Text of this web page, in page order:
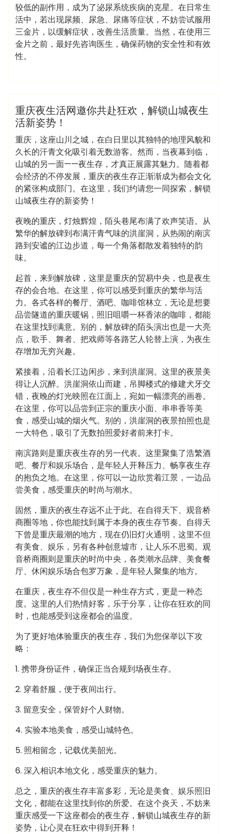
较低的副作用，成为了泌尿系统疾病的克星。在日常生
活中，若出现尿频、尿急、尿痛等症状，不妨尝试服用
三金片，以缓解症状，改善生活质量。当然，在使用三
金片之前，最好先咨询医生，确保药物的安全性和有效
性。
桑拿会所
重庆夜生活网邀你共赴狂欢，解锁山城夜生
活新姿势！
重庆，这座山川之城，在白日里以其独特的地理风貌和
久长的汗青文化吸引着无数游客。然而，当夜幕到临，
山城的另一面——夜生存，才真正展露其魅力。随着都
会经济的不停发展，重庆的夜生存正渐渐成为都会文化
的紧张构成部门。在这里，我们约请您一同探索，解锁
山城夜生存的新姿势！
夜晚的重庆，灯烛辉煌，陌头巷尾布满了欢声笑语。从
繁华的解放碑到布满汗青气味的洪崖洞，从热闹的南滨
路到安谧的江边步道，每一个角落都散发着独特的韵
味。
起首，来到解放碑，这里是重庆的贸易中央，也是夜生
存的会合地。在这里，你可以感受到重庆的繁华与活
力。各式各样的餐厅、酒吧、咖啡馆林立，无论是想要
品尝隧道的重庆暖锅，照旧咀嚼一杯香浓的咖啡，都能
在这里找到满意。别的，解放碑的陌头演出也是一大亮
点，歌手、舞者、把戏师等各路艺人轮替上演，为夜生
存增加无穷兴趣。
紧接着，沿着长江边闲步，来到洪崖洞。这里的夜景美
得让人沉醉。洪崖洞依山而建，吊脚楼式的修建犬牙交
错，夜晚的灯光映照在江面上，宛如一幅漂亮的画卷。
在这里，你可以品尝到正宗的重庆小面、串串香等美
食，感受山城的烟火气。别的，洪崖洞的夜景拍照也是
一大特色，吸引了无数拍照爱好者前来打卡。
南滨路则是重庆夜生存的另一代表。这里聚集了浩繁酒
吧、餐厅和娱乐场合，是年轻人开释压力、畅享夜生存
的抱负之地。在这里，你可以一边欣赏着江景，一边品
尝美食，感受重庆的时尚与潮水。
固然，重庆的夜生存远不止于此。在自得天下、观音桥
商圈等地，你也能找到属于本身的夜生存节奏。自得天
下曾是重庆最潮的地方，现在仍旧灯火通明，这里不但
有美食、娱乐，另有各种创意墟市，让人乐不思蜀。观
音桥商圈则是重庆的时尚中央，各类潮水品牌、美食餐
厅、休闲娱乐场合包罗万象，是年轻人聚集的地方。
在重庆，夜生存不但仅是一种生存方式，更是一种态
度。这里的人们热情好客，乐于分享，让你在狂欢的同
时，也能感受到这座都会的温度。
为了更好地体验重庆的夜生存，我们为您保举以下攻
略：
1. 携带身份证件，确保正当合规到场夜生存。
2. 穿着舒服，便于夜间出行。
3. 留意安全，保管好个人财物。
4. 实验本地美食，感受山城特色。
5. 照相留念，记载优美韶光。
6. 深入相识本地文化，感受重庆的魅力。
总之，重庆的夜生存丰富多彩，无论是美食、娱乐照旧
文化，都能在这里找到你的所爱。在这个炎天，不妨来
重庆感受一下这座都会的夜生存，解锁山城夜生存的新
姿势，让心灵在狂欢中得到开释！